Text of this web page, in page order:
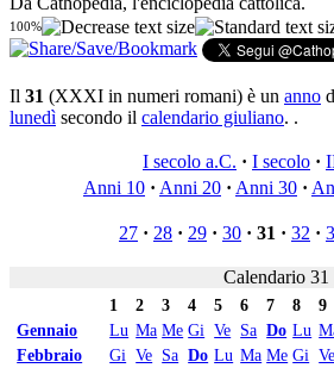
100%
Il 31 (XXXI in numeri romani) è un anno
lunedì secondo il calendario giuliano. .
I secolo a.C. · I secolo ·
Anni 10 · Anni 20 · Anni 30 ·
27 · 28 · 29 · 30 · 31 · 32 ·
Calendario 31
1 2 3 4 5 6 7 8 9
Gennaio
Lu Ma Me Gi Ve Sa Do Lu
Febbraio
Gi Ve Sa Do Lu Ma Me Gi Ve